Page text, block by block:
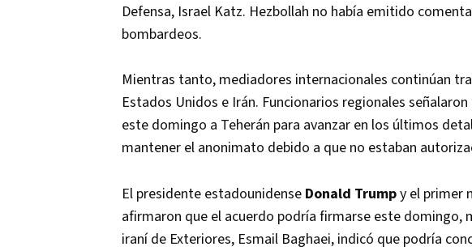
Defensa, Israel Katz. Hezbollah no había emitido
bombardeos.
Mientras tanto, mediadores internacionales continúan
Estados Unidos e Irán. Funcionarios regionales
este domingo a Teherán para avanzar en los últimos
mantener el anonimato debido a que no estaban
El presidente estadounidense Donald Trumpy el primer
afirmaron que el acuerdo podría firmarse este domingo,
iraní de Exteriores, Esmail Baghaei, indicó que podría